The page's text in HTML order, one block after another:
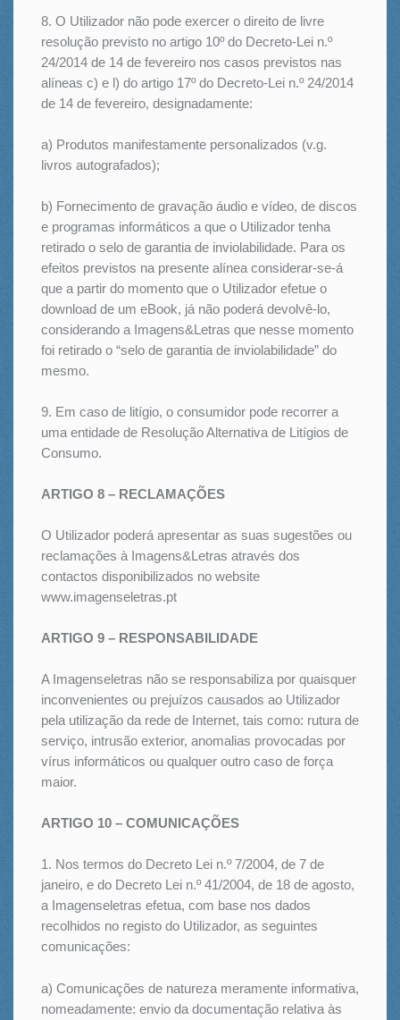
8. O Utilizador não pode exercer o direito de livre
resolução previsto no artigo 10º do Decreto-Lei n.º
24/2014 de 14 de fevereiro nos casos previstos nas
alíneas c) e l) do artigo 17º do Decreto-Lei n.º 24/2014
de 14 de fevereiro, designadamente:
a) Produtos manifestamente personalizados (v.g.
livros autografados);
b) Fornecimento de gravação áudio e vídeo, de discos
e programas informáticos a que o Utilizador tenha
retirado o selo de garantia de inviolabilidade. Para os
efeitos previstos na presente alínea considerar-se-á
que a partir do momento que o Utilizador efetue o
download de um eBook, já não poderá devolvê-lo,
considerando a Imagens&Letras que nesse momento
foi retirado o “selo de garantia de inviolabilidade” do
mesmo.
9. Em caso de litígio, o consumidor pode recorrer a
uma entidade de Resolução Alternativa de Litígios de
Consumo.
ARTIGO 8 – RECLAMAÇÕES
O Utilizador poderá apresentar as suas sugestões ou
reclamações à Imagens&Letras através dos
contactos disponibilizados no website
www.imagenseletras.pt
ARTIGO 9 – RESPONSABILIDADE
A Imagenseletras não se responsabiliza por quaisquer
inconvenientes ou prejuízos causados ao Utilizador
pela utilização da rede de Internet, tais como: rutura de
serviço, intrusão exterior, anomalias provocadas por
vírus informáticos ou qualquer outro caso de força
maior.
ARTIGO 10 – COMUNICAÇÕES
1. Nos termos do Decreto Lei n.º 7/2004, de 7 de
janeiro, e do Decreto Lei n.º 41/2004, de 18 de agosto,
a Imagenseletras efetua, com base nos dados
recolhidos no registo do Utilizador, as seguintes
comunicações:
a) Comunicações de natureza meramente informativa,
nomeadamente: envio da documentação relativa às